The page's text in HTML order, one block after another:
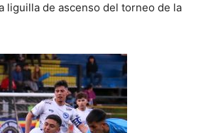
liguilla de ascenso del torneo de la